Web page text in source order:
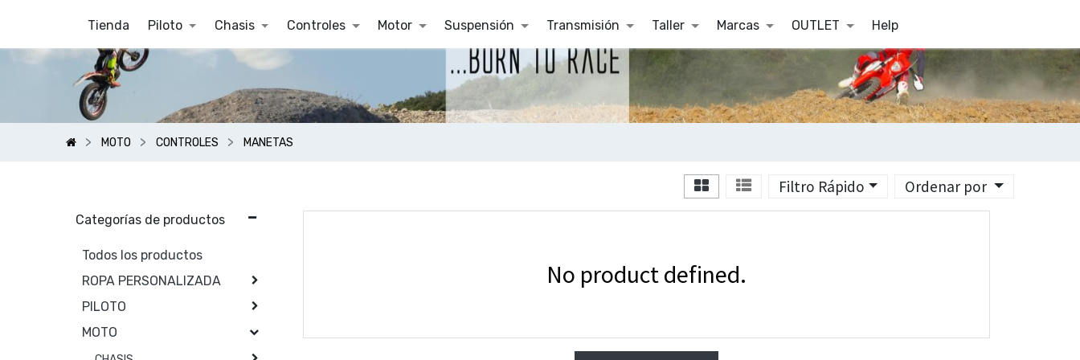
Tienda Piloto Chasis Controles Motor Suspensión Transmisión Taller Marcas OUTLET Help
MOTO CONTROLES MANETAS
Ordenar por
Filtro Rápido
Categorías de productos
Todos los productos
ROPA PERSONALIZADA
PILOTO
MOTO
No product defined.